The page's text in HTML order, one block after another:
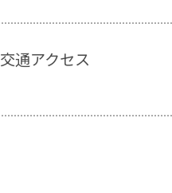
交通アクセス